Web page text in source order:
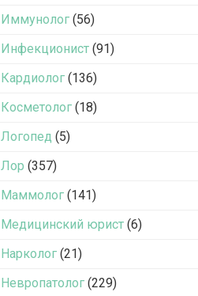
Иммунолог (56)
Инфекционист (91)
Кардиолог (136)
Косметолог (18)
Логопед (5)
Лор (357)
Маммолог (141)
Медицинский юрист (6)
Нарколог (21)
Невропатолог (229)